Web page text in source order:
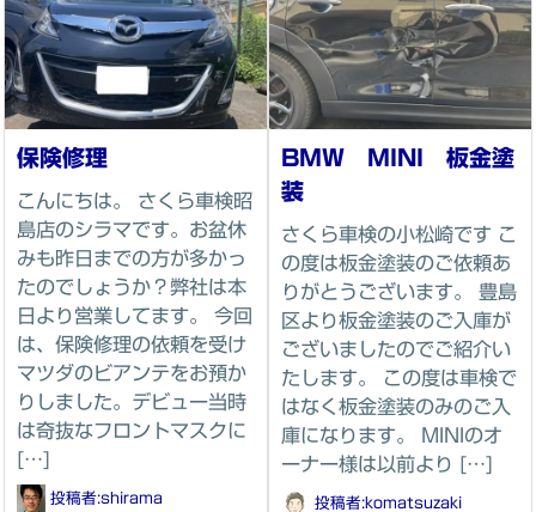
保険修理
こんにちは。 さくら車検昭
島店のシラマです。お盆休
みも昨日までの方が多かっ
たのでしょうか？弊社は本
日より営業してます。 今回
は、保険修理の依頼を受け
マツダのビアンテをお預か
りしました。デビュー当時
は奇抜なフロントマスクに
[…]
投稿者:shirama
BMW MINI 板金塗
装
さくら車検の小松崎です こ
の度は板金塗装のご依頼あ
りがとうございます。 豊島
区より板金塗装のご入庫が
ございましたのでご紹介い
たします。 この度は車検で
はなく板金塗装のみのご入
庫になります。 MINIのオ
ーナー様は以前より […]
投稿者:komatsuzaki